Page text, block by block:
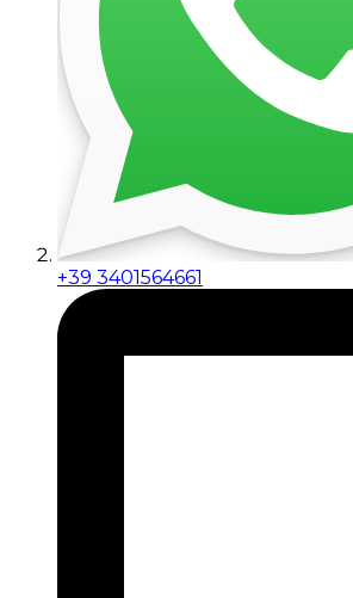
+39 3401564661